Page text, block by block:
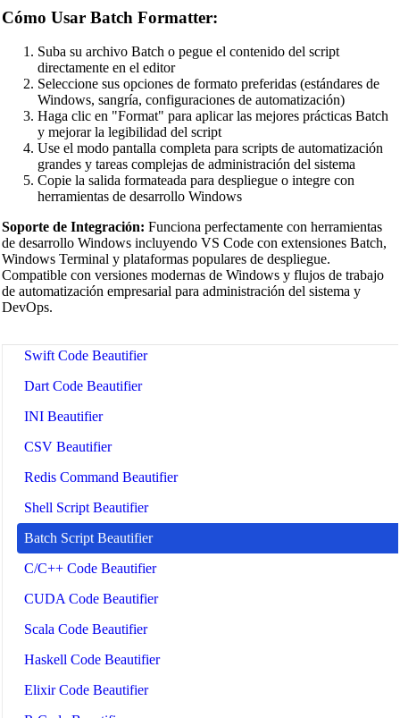
XML Beautifier
YAML Beautifier
SQL Beautifier
MySQL SQL Beautifier
PostgreSQL SQL Beautifier
MongoDB Query Beautifier
Nginx Config Beautifier
Apache Config Beautifier
Python Beautifier
Java Code Beautifier
Swift Code Beautifier
Dart Code Beautifier
INI Beautifier
CSV Beautifier
Redis Command Beautifier
Shell Script Beautifier
Batch Script Beautifier
C/C++ Code Beautifier
CUDA Code Beautifier
Scala Code Beautifier
Haskell Code Beautifier
Elixir Code Beautifier
Cómo Usar Batch Formatter:
Suba su archivo Batch o pegue el contenido del script
directamente en el editor
Seleccione sus opciones de formato preferidas (estándares de
Windows, sangría, configuraciones de automatización)
Haga clic en "Format" para aplicar las mejores prácticas Batch
y mejorar la legibilidad del script
Use el modo pantalla completa para scripts de automatización
grandes y tareas complejas de administración del sistema
Copie la salida formateada para despliegue o integre con
herramientas de desarrollo Windows
Soporte de Integración: Funciona perfectamente con herramientas
de desarrollo Windows incluyendo VS Code con extensiones Batch,
Windows Terminal y plataformas populares de despliegue.
Compatible con versiones modernas de Windows y flujos de trabajo
de automatización empresarial para administración del sistema y
DevOps.